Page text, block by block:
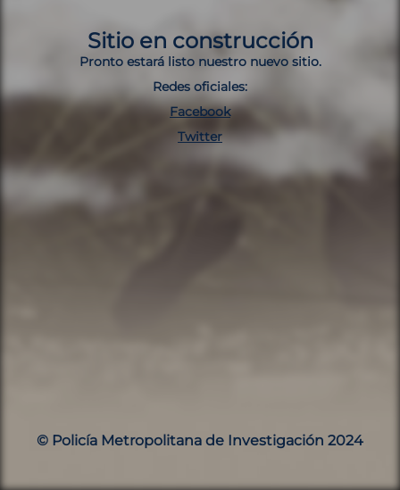
Sitio en construcción
Pronto estará listo nuestro nuevo sitio.
Redes oficiales:
Facebook
Twitter
© Policía Metropolitana de Investigación 2024